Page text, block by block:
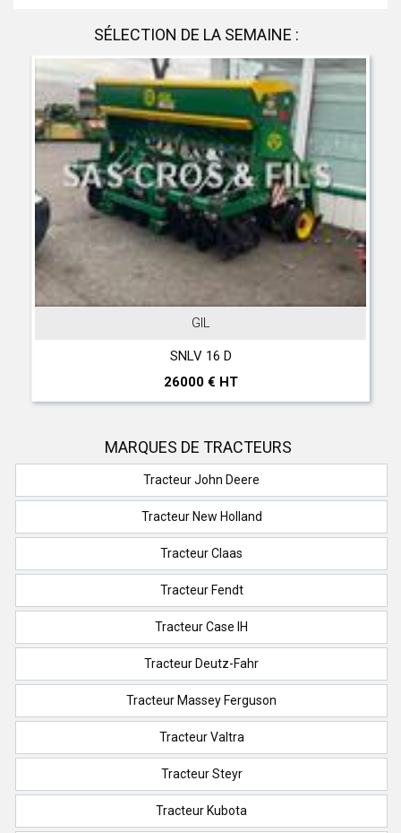
SÉLECTION DE LA SEMAINE :
GIL
SNLV 16 D
26000 € HT
MARQUES DE TRACTEURS
Tracteur John Deere
Tracteur New Holland
Tracteur Claas
Tracteur Fendt
Tracteur Case IH
Tracteur Deutz-Fahr
Tracteur Massey Ferguson
Tracteur Valtra
Tracteur Steyr
Tracteur Kubota